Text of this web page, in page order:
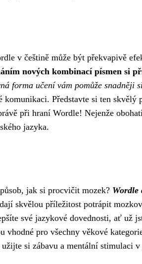
v češtině může být překvapivě
nových kombinací písmen si
forma učení vám pomůže snadněji
komunikaci. Představte si ten
při hraní Wordle! Nejenže
jazyka.
jak si procvičit mozek? Wordle
skvělou příležitost potrápit
své jazykové dovednosti, ať už
vhodné pro všechny věkové
si zábavu a mentální stimulaci v